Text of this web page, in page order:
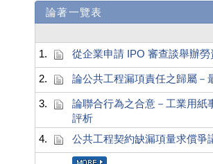
論著一覽表
1.
從企業申請 IPO 審查談舉辦勞
2. 論公共工程漏項責任之歸屬－
3.
論聯合行為之合意－工業用紙
評析
4.
公共工程契約缺漏項量求償爭